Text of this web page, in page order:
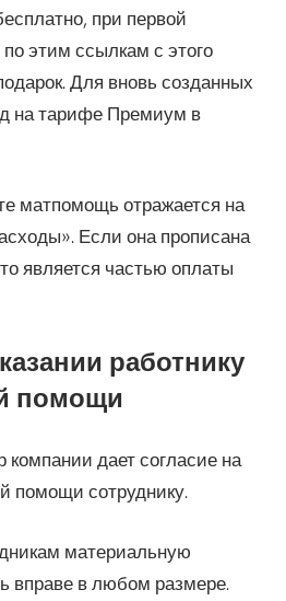
при первой
этим ссылкам с этого
Для вновь созданных
на тарифе Премиум в
матпомощь отражается на
Если она прописана
является частью оплаты
работнику
помощи
компании дает согласие на
помощи сотруднику.
материальную
вправе в любом размере.